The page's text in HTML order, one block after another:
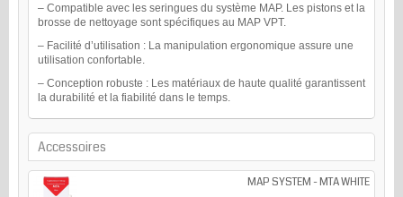
– Compatible avec les seringues du système MAP. Les pistons et la
brosse de nettoyage sont spécifiques au MAP VPT.
– Facilité d’utilisation : La manipulation ergonomique assure une
utilisation confortable.
– Conception robuste : Les matériaux de haute qualité garantissent
la durabilité et la fiabilité dans le temps.
Accessoires
MAP SYSTEM - MTA WHITE